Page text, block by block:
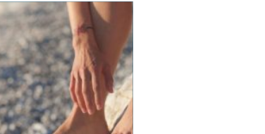
eventuelt
binyrebarkhormon tæt
på en nerve eller i et led
for at dæmpe smerter og
inflammation.
Behandlingen bliver ofte
brugt v...